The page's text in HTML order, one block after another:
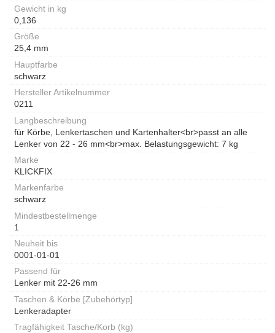
Gewicht in kg
0,136
Größe
25,4 mm
Hauptfarbe
schwarz
Hersteller Artikelnummer
0211
Langbeschreibung
für Körbe, Lenkertaschen und Kartenhalter<br>passt an alle
Lenker von 22 - 26 mm<br>max. Belastungsgewicht: 7 kg
Marke
KLICKFIX
Markenfarbe
schwarz
Mindestbestellmenge
1
Neuheit bis
0001-01-01
Passend für
Lenker mit 22-26 mm
Taschen & Körbe [Zubehörtyp]
Lenkeradapter
Tragfähigkeit Tasche/Korb (kg)